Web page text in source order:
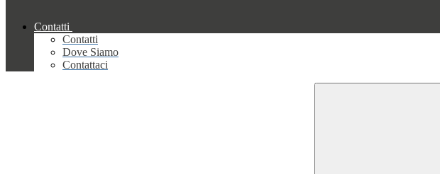
Contatti
Contatti
Dove Siamo
Contattaci